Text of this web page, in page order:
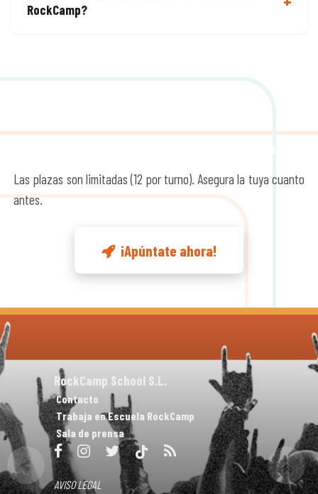
RockCamp?
¿Listo para formar tu banda este verano?
Las plazas son limitadas (12 por turno). Asegura la tuya cuanto
antes.
¡Apúntate ahora!
RockCamp School S.L.
Contacto
Trabaja en Escuela RockCamp
Sala de prensa
AVISO LEGAL